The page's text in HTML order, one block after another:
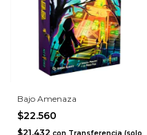
Bajo Amenaza
$22.560
$21.432